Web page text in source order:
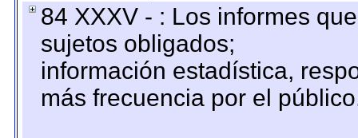
84 XXXV - : Los informes
sujetos obligados;
información estadística,
más frecuencia por el